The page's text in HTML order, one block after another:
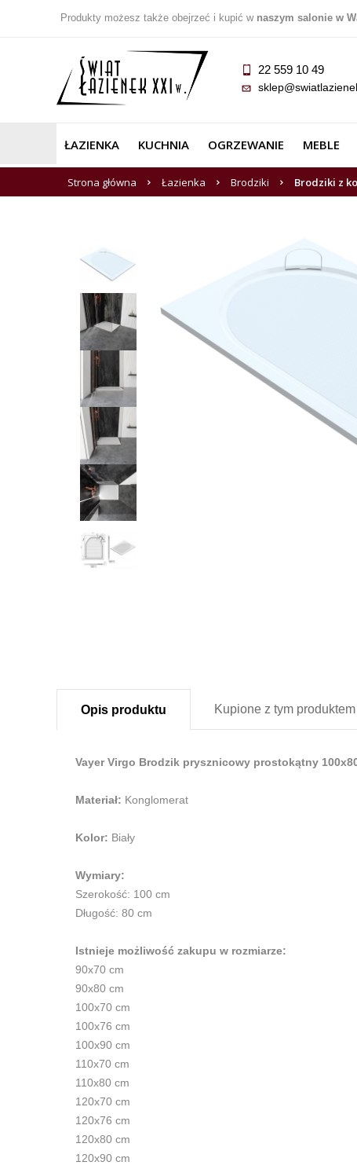
Produkty możesz także obejrzeć i kupić w naszym salonie w
22 559 10 49
ŁAZIENKA KUCHNIA OGRZEWANIE MEBLE
Strona główna Łazienka Brodziki Brodziki z
Opis produktu Kupione z tym produktem
Vayer Virgo Brodzik prysznicowy prostokątny
Materiał: Konglomerat
Kolor: Biały
Wymiary:
Szerokość: 100 cm
Długość: 80 cm
Istnieje możliwość zakupu w rozmiarze:
90x70 cm
90x80 cm
100x70 cm
100x76 cm
100x90 cm
110x70 cm
110x80 cm
120x70 cm
120x76 cm
120x80 cm
120x90 cm